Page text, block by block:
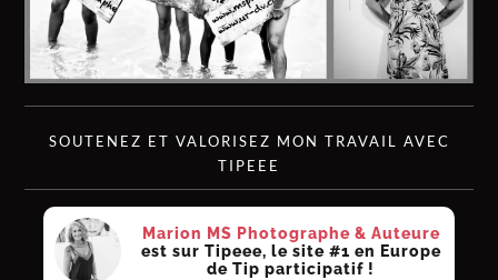
SOUTENEZ ET VALORISEZ MON TRAVAIL AVEC
TIPEEE
Marion MS Photographe & Auteure
est sur Tipeee, le site #1 en Europe
de Tip participatif !